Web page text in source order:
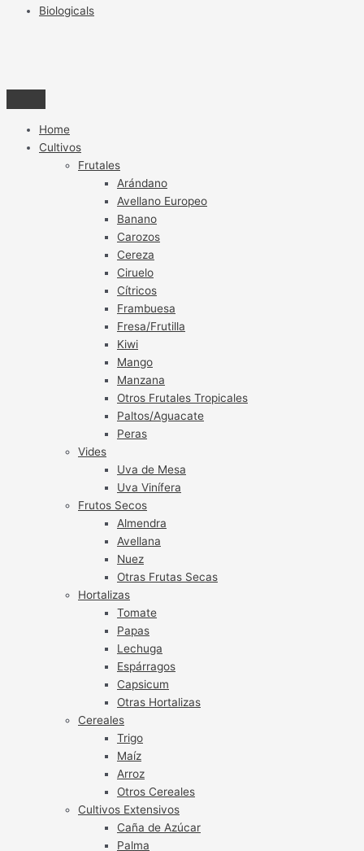
Biologicals
Home
Cultivos
Frutales
Arándano
Avellano Europeo
Banano
Carozos
Cereza
Ciruelo
Cítricos
Frambuesa
Fresa/Frutilla
Kiwi
Mango
Manzana
Otros Frutales Tropicales
Paltos/Aguacate
Peras
Vides
Uva de Mesa
Uva Vinífera
Frutos Secos
Almendra
Avellana
Nuez
Otras Frutas Secas
Hortalizas
Tomate
Papas
Lechuga
Espárragos
Capsicum
Otras Hortalizas
Cereales
Trigo
Maíz
Arroz
Otros Cereales
Cultivos Extensivos
Caña de Azúcar
Palma